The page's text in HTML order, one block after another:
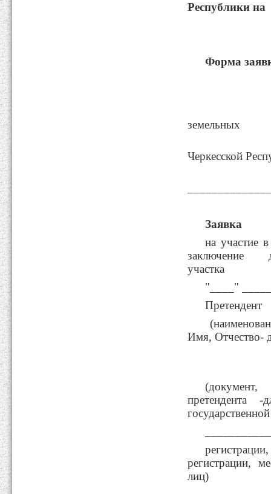
Республики на
Форма
земельных
Черкесской
Заявка
на участие
заключение
участка
"____"
Претендент
Имя, Отчество-
претендента
государственной
регистрации,
лиц)